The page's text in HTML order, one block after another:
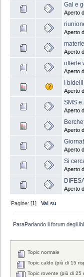
Gal e
Aperto
Aperto
Aperto
offerte
Aperto
I
Aperto
SMS e
Aperto
Aperto
Aperto
Si
Aperto
Aperto
Pagine: [1]Vai su
ParaParlando il forum degli
Topic normale
Topic caldo (più di 15
Topic rovente (più di 25